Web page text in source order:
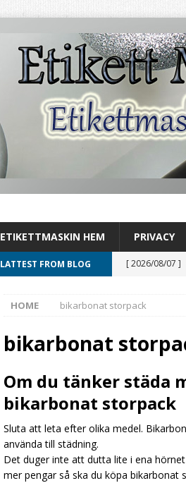
ETIKETTMASKIN HEM PRIVACY
LATTEST FROM BLOG [ 2026/08/07 ]
[ 2026/08/03 ]
[ 2026/08/02 ]
resultatet
[ 2026/07/31 ]
HOME bikarbonat storpack
bikarbonat
Om du tänker städa
bikarbonat storpack
Sluta att leta efter olika medel.
använda till städning.
Det duger inte att dutta lite i ena
mer pengar så ska du köpa bikarbonat